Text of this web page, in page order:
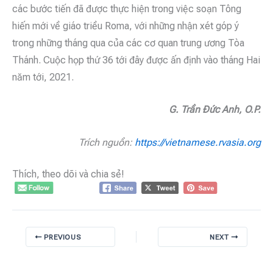
các bước tiến đã được thực hiện trong việc soạn Tông
hiến mới về giáo triều Roma, với những nhận xét góp ý
trong những tháng qua của các cơ quan trung ương Tòa
Thánh. Cuộc họp thứ 36 tới đây được ấn định vào tháng Hai
năm tới, 2021.
G. Trần Đức Anh, O.P.
Trích nguồn: https://vietnamese.rvasia.org
Thích, theo dõi và chia sẻ!
PREVIOUS NEXT